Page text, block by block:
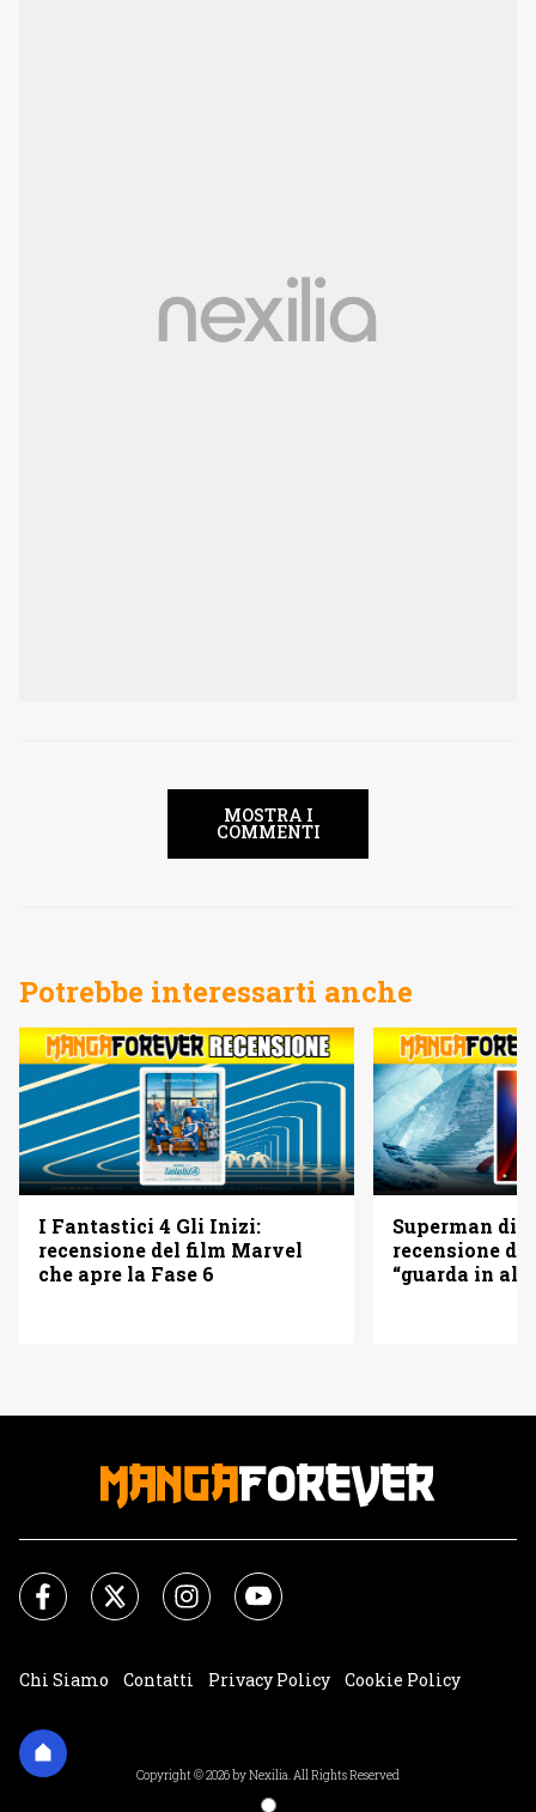
MOSTRA I
COMMENTI
Potrebbe interessarti anche
I Fantastici 4 Gli Inizi:
recensione del film Marvel
che apre la Fase 6
Superman di
recensione
“guarda in
Chi Siamo Contatti Privacy Policy
Cookie Policy
Copyright © 2026 by Nexilia. All Rights Reserved